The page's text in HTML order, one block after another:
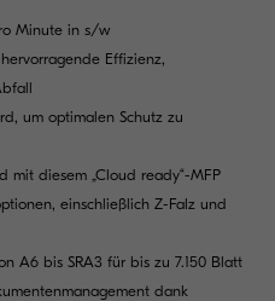
Minute in s/w
Effizienz,
um optimalen Schutz zu
mit diesem „Cloud ready“-MFP
einschließlich Z-Falz und
A6 bis SRA3 für bis zu 7.150 Blatt
dank